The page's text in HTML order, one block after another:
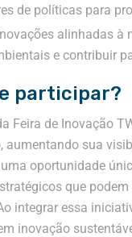
de políticas para
alinhadas à
e contribuir
participar?
Feira de Inovação
aumentando sua
oportunidade
que
integrar essa
inovação